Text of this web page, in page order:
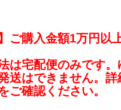
】ご購入金額1万円以
は宅配便のみです。
送はできません。詳
ご確認ください。